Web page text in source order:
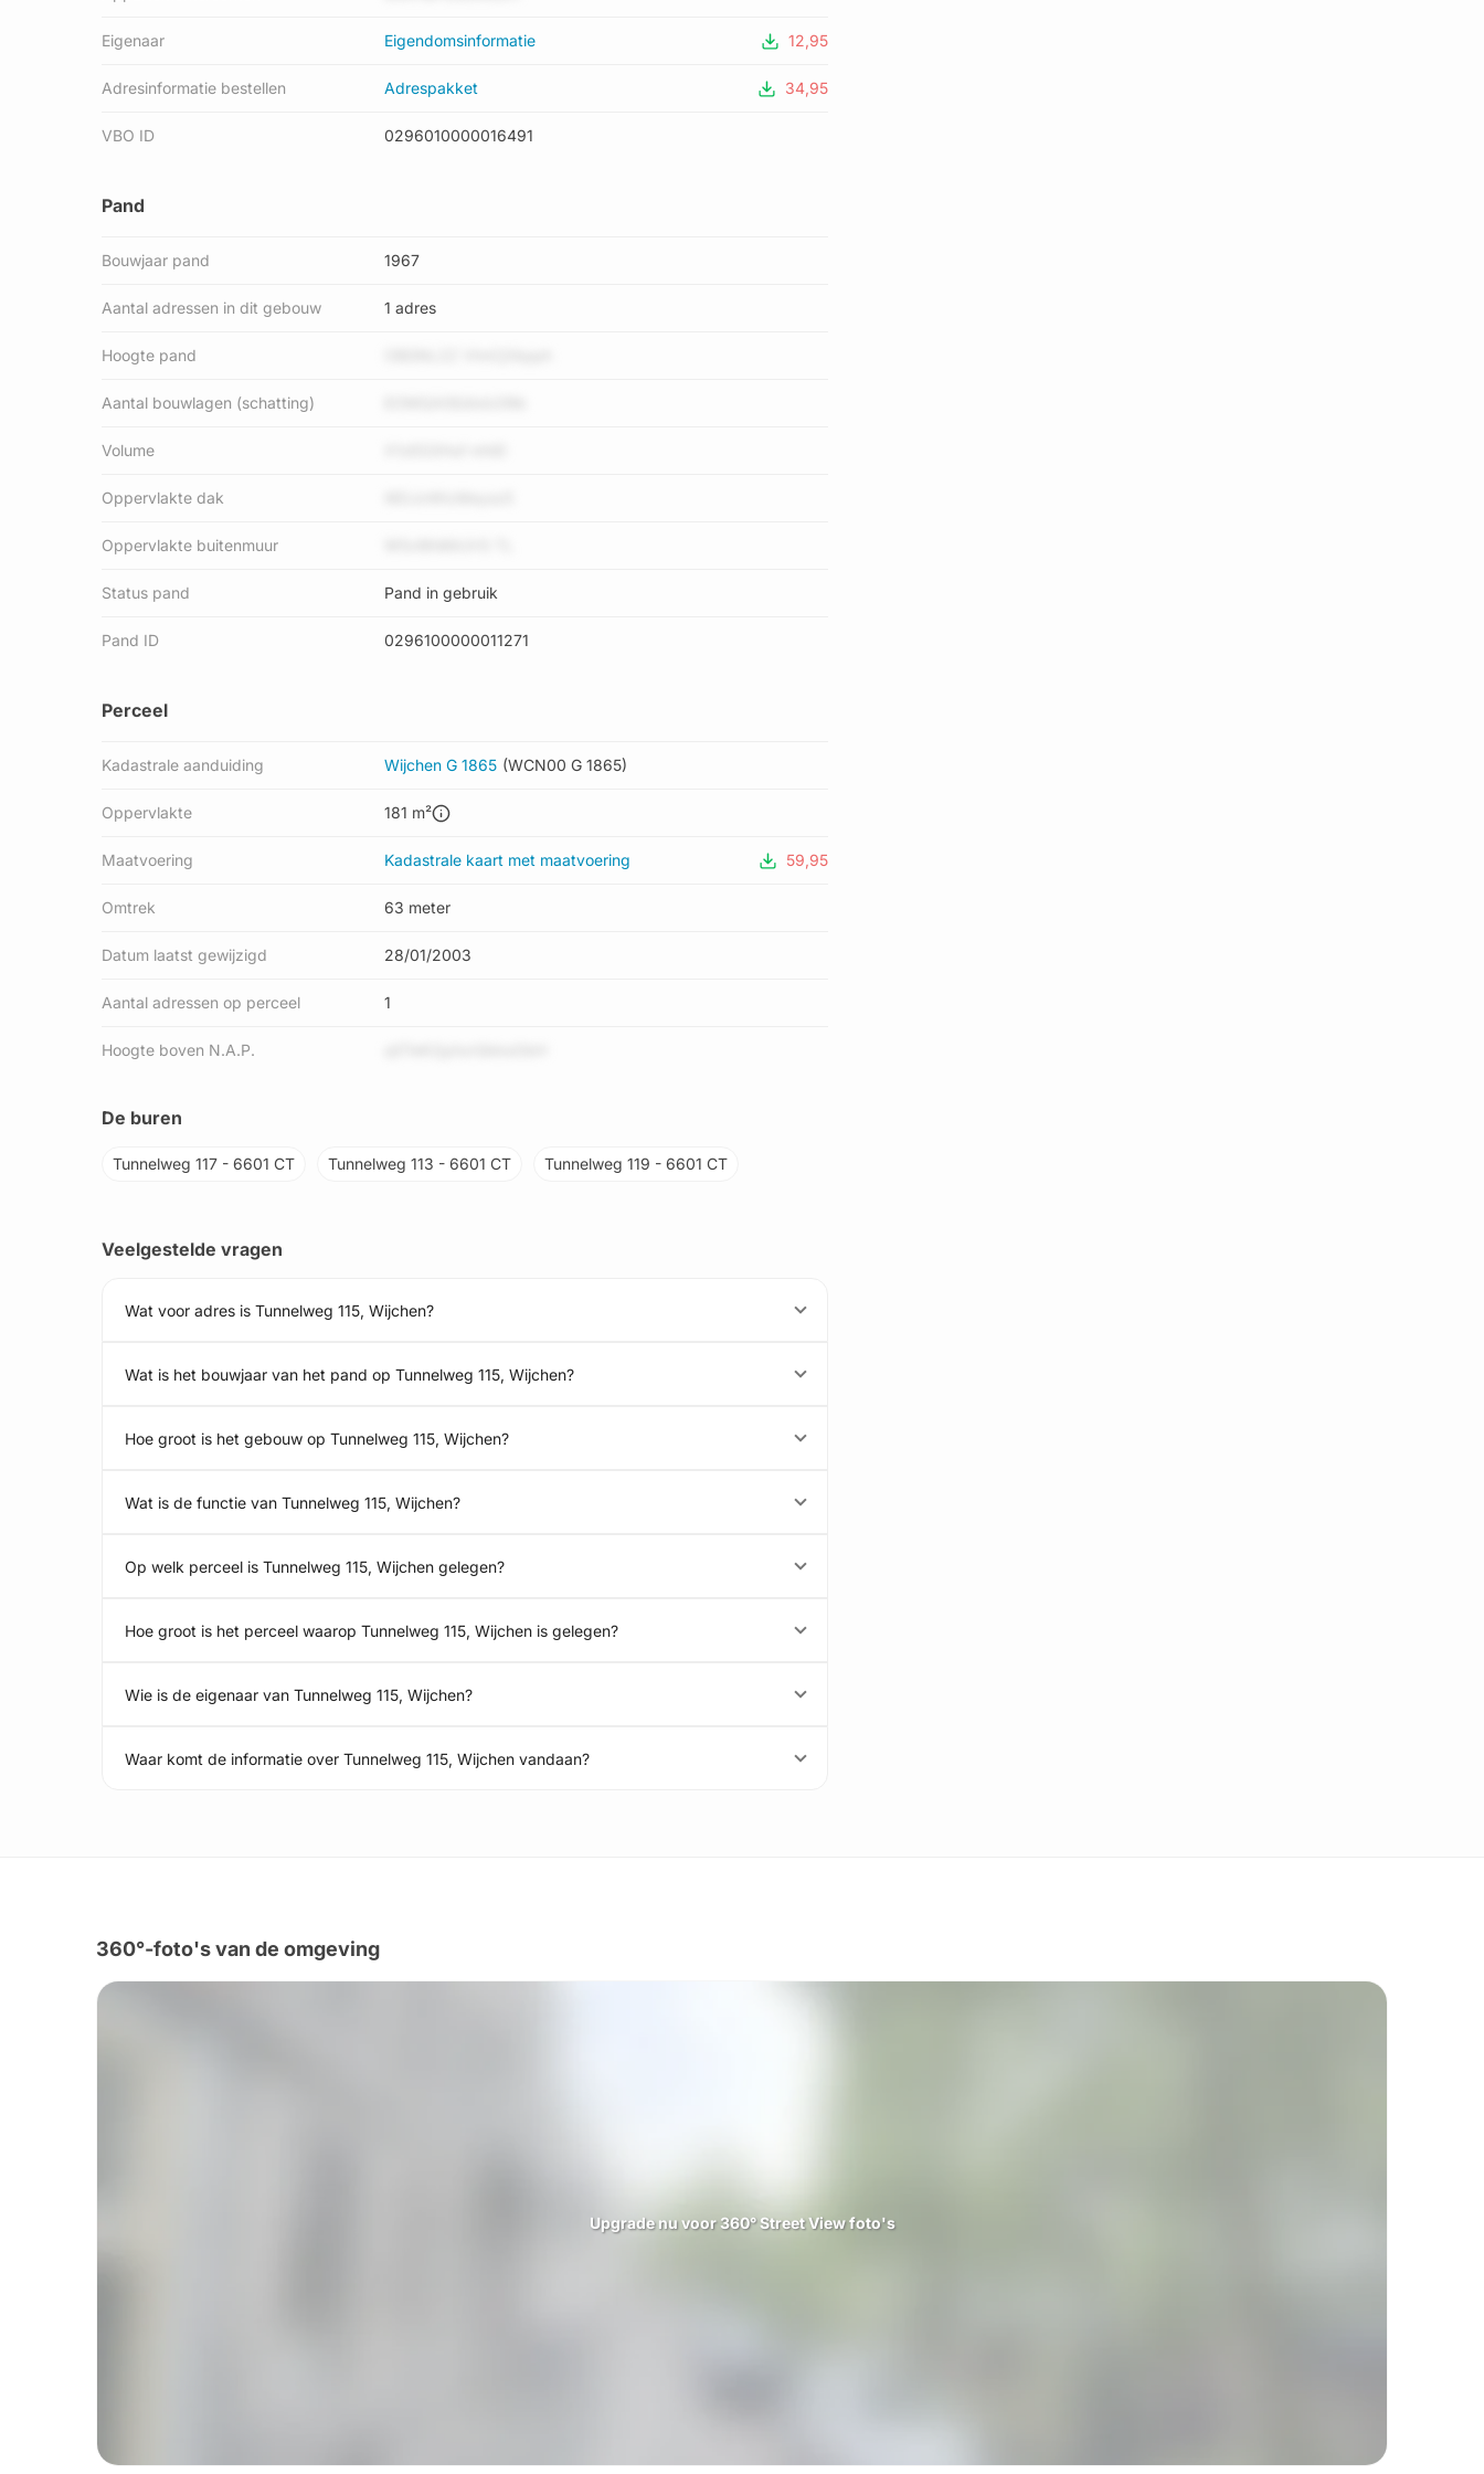
Eigenaar Eigendomsinformatie 12,95
Adresinformatie bestellen Adrespakket 34,95
VBO ID 0296010000016491
Pand
Bouwjaar pand 1967
Aantal adressen in dit gebouw 1 adres
Hoogte pand
Aantal bouwlagen (schatting)
Volume
Oppervlakte dak
Oppervlakte buitenmuur
Status pand Pand in gebruik
Pand ID 0296100000011271
Perceel
Kadastrale aanduiding Wijchen G 1865 (WCN00 G 1865)
Oppervlakte 181 m²
Maatvoering Kadastrale kaart met maatvoering 59,95
Omtrek 63 meter
Datum laatst gewijzigd 28/01/2003
Aantal adressen op perceel 1
Hoogte boven N.A.P.
De buren
Tunnelweg 117 - 6601 CT Tunnelweg 113 - 6601 CT Tunnelweg 119 - 6601 CT
Veelgestelde vragen
Wat voor adres is Tunnelweg 115, Wijchen?
Wat is het bouwjaar van het pand op Tunnelweg 115, Wijchen?
Hoe groot is het gebouw op Tunnelweg 115, Wijchen?
Wat is de functie van Tunnelweg 115, Wijchen?
Op welk perceel is Tunnelweg 115, Wijchen gelegen?
Hoe groot is het perceel waarop Tunnelweg 115, Wijchen is gelegen?
Wie is de eigenaar van Tunnelweg 115, Wijchen?
Waar komt de informatie over Tunnelweg 115, Wijchen vandaan?
360°-foto's van de omgeving
Upgrade nu voor 360° Street View foto's